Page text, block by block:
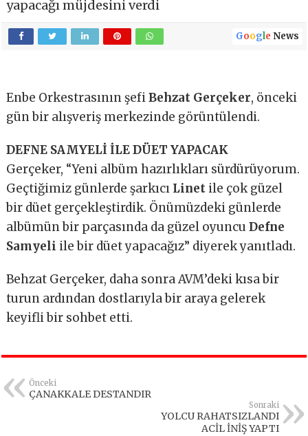
yapacağı müjdesini verdi
Google News
Enbe Orkestrasının şefiBehzat Gerçeker, önceki
gün bir alışveriş merkezinde görüntülendi.
DEFNE SAMYELİ İLE DÜET YAPACAK
Gerçeker, “Yeni albüm hazırlıkları sürdürüyorum.
Geçtiğimiz günlerde şarkıcı Linet ile çok güzel
bir düet gerçekleştirdik. Önümüzdeki günlerde
albümün bir parçasında da güzel oyuncuDefne
Samyeli ile bir düet yapacağız” diyerek yanıtladı.
Behzat Gerçeker, daha sonra AVM’deki kısa bir
turun ardından dostlarıyla bir araya gelerek
keyifli bir sohbet etti.
Önceki
ÇANAKKALE DESTANDIR
Sonraki
YOLCU RAHATSIZLANDI
ACİL İNİŞ YAPTI